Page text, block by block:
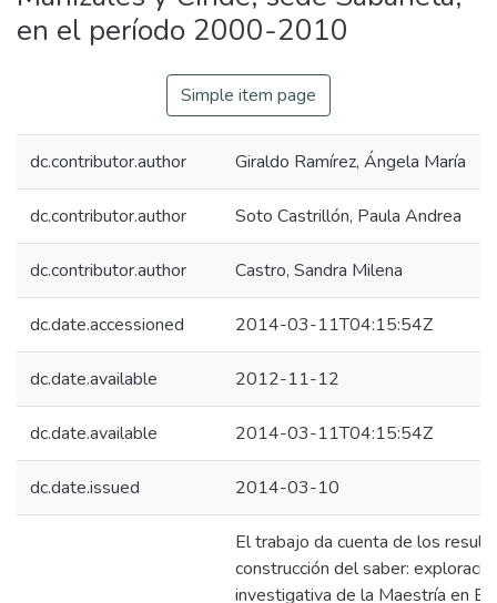
en el período 2000-2010
Simple item page
dc.contributor.author Giraldo Ramírez, Ángela María
dc.contributor.author Soto Castrillón, Paula Andrea
dc.contributor.author Castro, Sandra Milena
dc.date.accessioned 2014-03-11T04:15:54Z
dc.date.available 2012-11-12
dc.date.available 2014-03-11T04:15:54Z
dc.date.issued 2014-03-10
El trabajo da cuenta de los
construcción del saber:
investigativa de la Maestría en